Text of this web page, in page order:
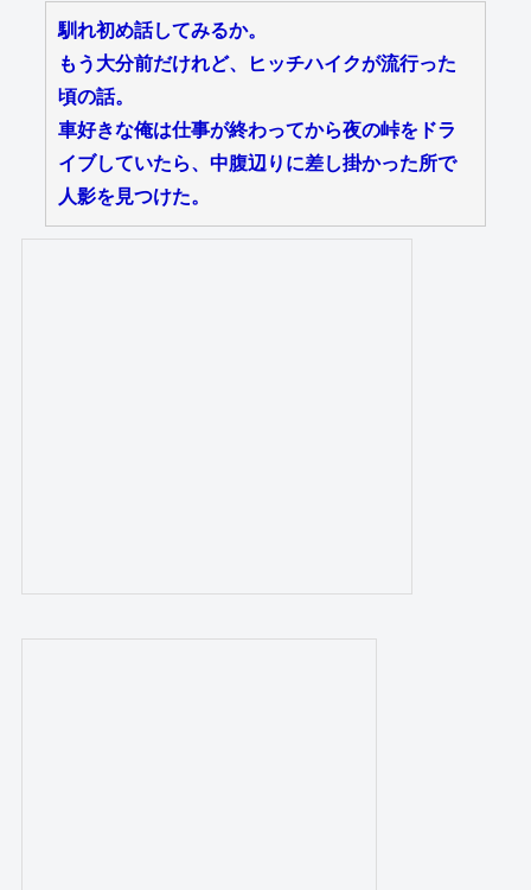
馴れ初め話してみるか。
もう大分前だけれど、ヒッチハイクが流行った
頃の話。
車好きな俺は仕事が終わってから夜の峠をドラ
イブしていたら、中腹辺りに差し掛かった所で
人影を見つけた。